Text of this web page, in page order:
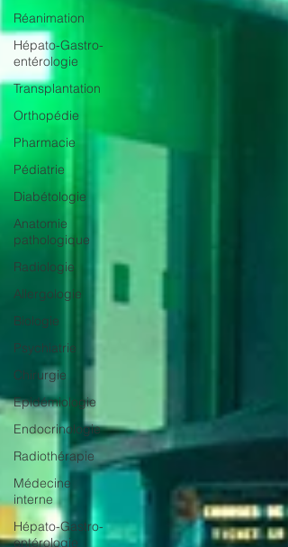
Réanimation
Hépato-Gastro-
entérologie
Transplantation
Orthopédie
Pharmacie
Pédiatrie
Diabétologie
Anatomie
pathologique
Radiologie
Allergologie
Biologie
Psychiatrie
Chirurgie
Epidémiologie
Endocrinologie
Radiothérapie
Médecine
interne
Hépato-Gastro-
entérologie